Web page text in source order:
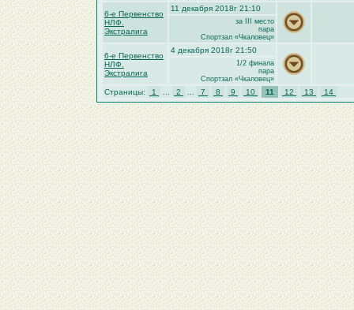
6-е Первенство
НЛФ.
Экстралига
11 декабря 2018г 21:10
за III место
пара
Спортзал «Чкаловец»
6-е Первенство
НЛФ.
Экстралига
4 декабря 2018г 21:50
1/2 финала
пара
Спортзал «Чкаловец»
Страницы: 1 2 7 8 9 10 11 12 13 14